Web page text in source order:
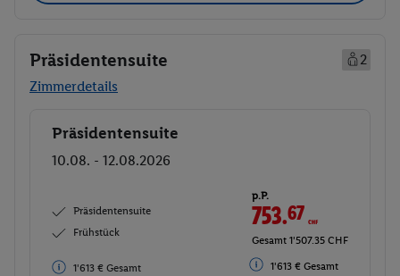
Präsidentensuite
2
Zimmerdetails
Buchen
Präsidentensuite
10.08. - 12.08.2026
Präsidentensuite
Frühstück
1'613 € Gesamt
p.P.
753.67CHF
Gesamt 1'507.35 CHF
1'613 € Gesamt